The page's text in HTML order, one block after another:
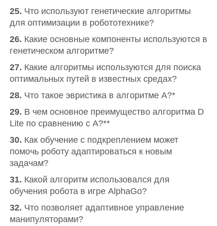
25. Что используют генетические алгоритмы
для оптимизации в робототехнике?
26. Какие основные компоненты используются в
генетическом алгоритме?
27. Какие алгоритмы используются для поиска
оптимальных путей в известных средах?
28. Что такое эвристика в алгоритме A?*
29. В чем основное преимущество алгоритма D
Lite по сравнению с A?**
30. Как обучение с подкреплением может
помочь роботу адаптироваться к новым
задачам?
31. Какой алгоритм использовался для
обучения робота в игре AlphaGo?
32. Что позволяет адаптивное управление
манипуляторами?